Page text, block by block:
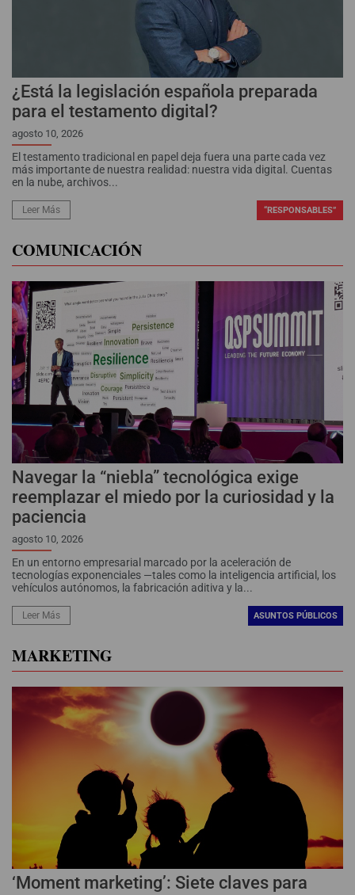
¿Está la legislación española preparada
para el testamento digital?
agosto 10, 2026
El testamento tradicional en papel deja fuera una parte cada vez
más importante de nuestra realidad: nuestra vida digital. Cuentas
en la nube, archivos...
Leer Más “RESPONSABLES”
COMUNICACIÓN
Navegar la “niebla” tecnológica exige
reemplazar el miedo por la curiosidad y la
paciencia
agosto 10, 2026
En un entorno empresarial marcado por la aceleración de
tecnologías exponenciales —tales como la inteligencia artificial, los
vehículos autónomos, la fabricación aditiva y la...
Leer Más ASUNTOS PÚBLICOS
MARKETING
‘Moment marketing’: Siete claves para